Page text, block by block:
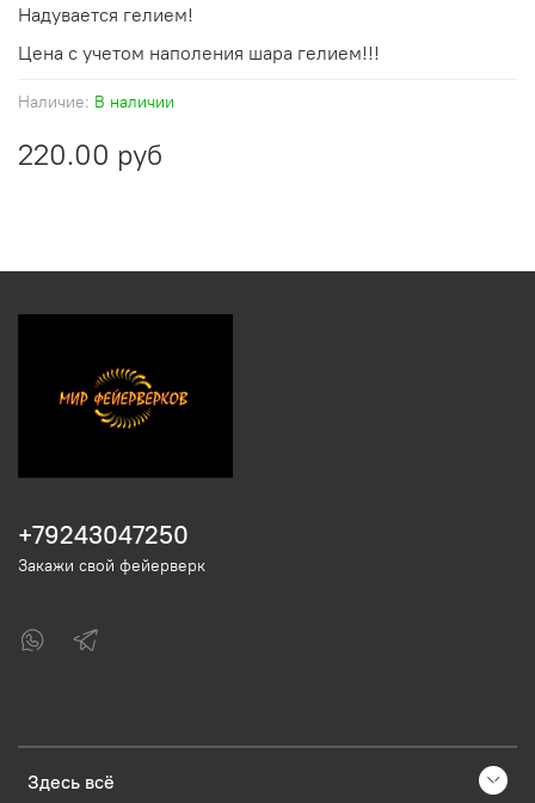
Наличие: В наличии
220.00 руб
Надувается гелием!
Цена с учетом наполения шара гелием!!!
Здесь всё
+79243047250
Закажи свой фейерверк